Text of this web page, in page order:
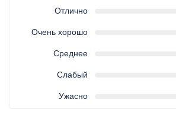
Отлично
Очень хорошо
Среднее
Слабый
Ужасно